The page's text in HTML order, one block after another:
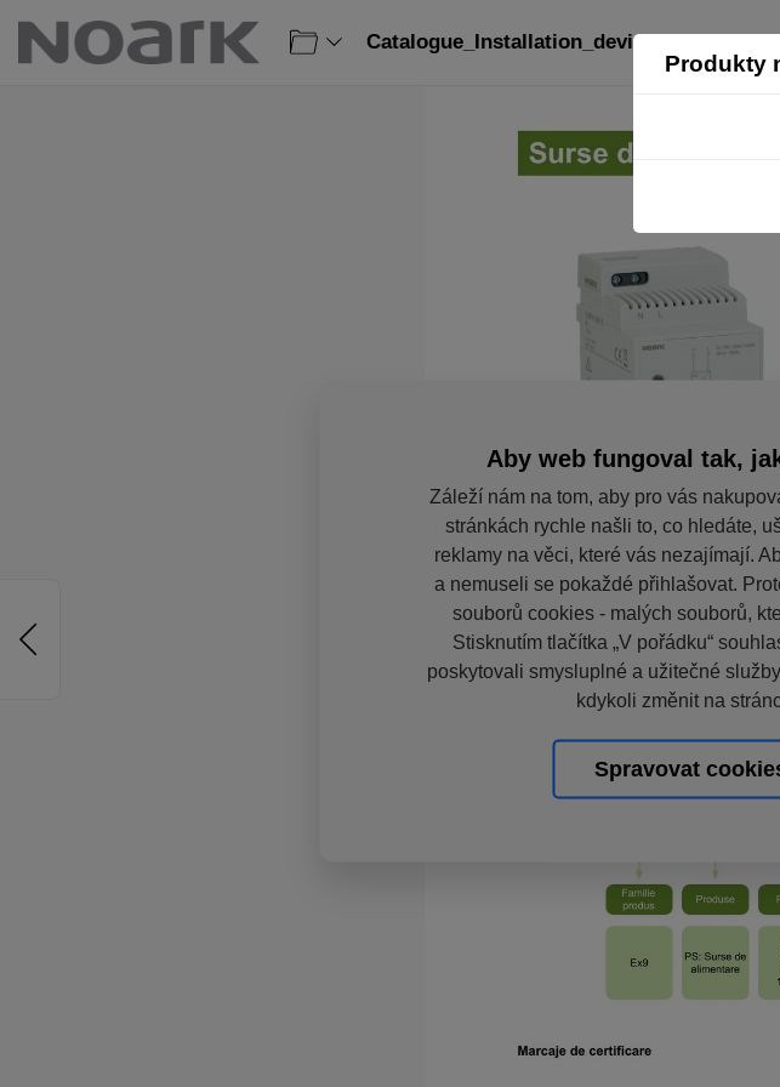
Produkty
Catalogue_Installation_devices_RO:
Aby web fungoval tak,
Záleží nám na tom, aby pro vás
stránkách rychle našli to, co hledáte,
reklamy na věci, které vás nezajímají.
a nemuseli se pokaždé přihlašovat.
souborů cookies - malých souborů,
Stisknutím tlačítka „V pořádku“
poskytovali smysluplné a užitečné
kdykoli změnit na
Spravovat